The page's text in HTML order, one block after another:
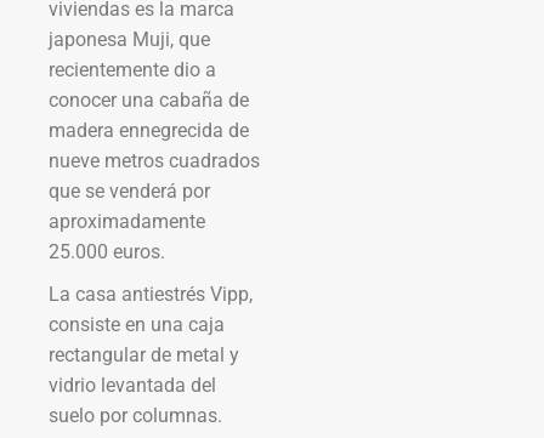
viviendas es la marca
japonesa Muji, que
recientemente dio a
conocer una cabaña de
madera ennegrecida de
nueve metros cuadrados
que se venderá por
aproximadamente
25.000 euros.
La casa antiestrés Vipp,
consiste en una caja
rectangular de metal y
vidrio levantada del
suelo por columnas.